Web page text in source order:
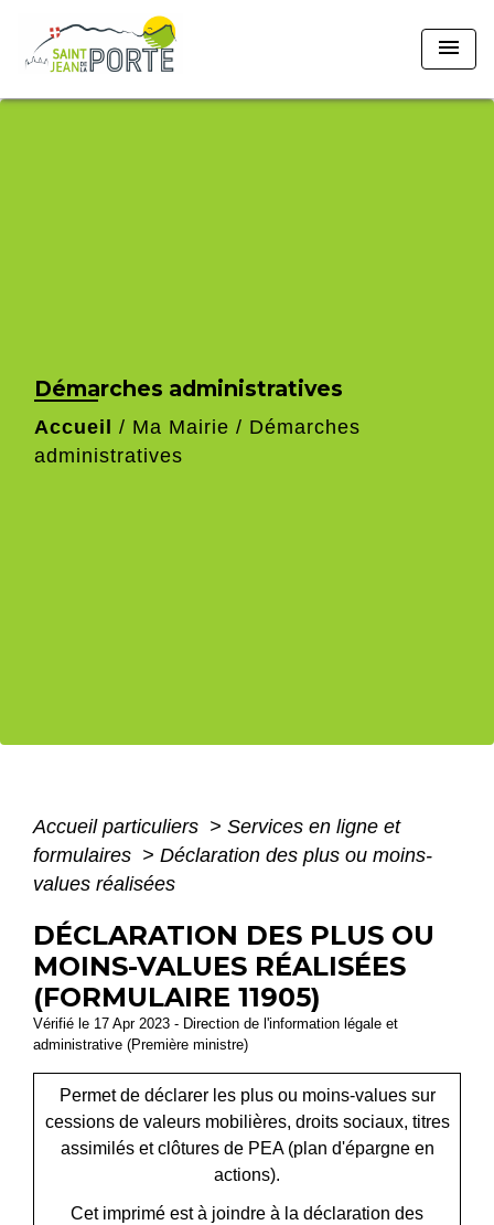
menu
Démarches administratives
Accueil / Ma Mairie / Démarches
administratives
Accueil particuliers > Services en ligne et
formulaires > Déclaration des plus ou moins-
values réalisées
DÉCLARATION DES PLUS OU
MOINS-VALUES RÉALISÉES
(FORMULAIRE 11905)
Vérifié le 17 Apr 2023 - Direction de l'information légale et
administrative (Première ministre)
Permet de déclarer les plus ou moins-values sur
cessions de valeurs mobilières, droits sociaux, titres
assimilés et clôtures de PEA (plan d'épargne en
actions).
Cet imprimé est à joindre à la déclaration des